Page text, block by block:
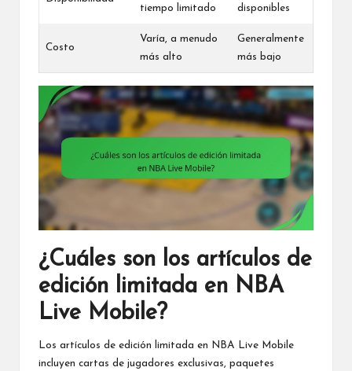
tiempo limitado
disponibles
Costo
Varía, a menudo
más alto
Generalmente
más bajo
¿Cuáles son los artículos de
edición limitada en NBA
Live Mobile?
Los artículos de edición limitada en NBA Live Mobile
incluyen cartas de jugadores exclusivas, paquetes